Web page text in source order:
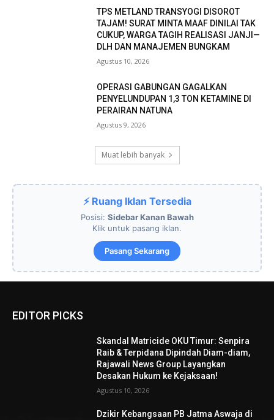
TPS METLAND TRANSYOGI DISOROT
TAJAM! SURAT MINTA MAAF DINILAI TAK
CUKUP, WARGA TAGIH REALISASI JANJI—
DLH DAN MANAJEMEN BUNGKAM ​
Agustus 10, 2026
OPERASI GABUNGAN GAGALKAN
PENYELUNDUPAN 1,3 TON KETAMINE DI
PERAIRAN NATUNA
Agustus 9, 2026
Muat lebih banyak
⚡ Ruang Iklan Tersedia
Posisi: Sidebar Kanan Bawah
Klik untuk pasang iklan.
Pasang Sekarang
EDITOR PICKS
Skandal Matricide OKU Timur: Senpira
Raib & Terpidana Dipindah Diam-diam,
Rajawali News Group Layangkan
Desakan Hukum ke Kejaksaan!
Agustus 10, 2026
Dzikir Kebangsaan PB Jatma Aswaja di